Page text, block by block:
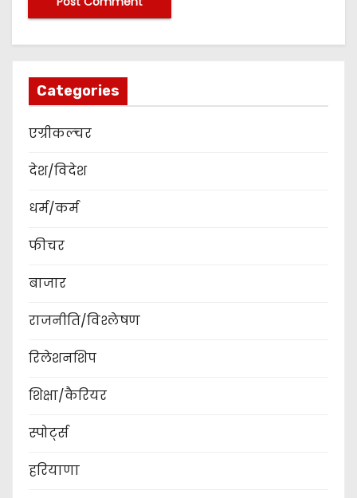
Categories
एग्रीकल्चर
देश/विदेश
धर्म/कर्म
फीचर
बाजार
राजनीति/विश्लेषण
रिलेशनशिप
शिक्षा/कैरियर
स्पोर्ट्स
हरियाणा